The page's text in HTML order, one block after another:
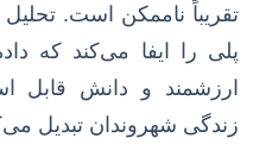
تقریباً ناممکن است.
پلی را ایفا می‌کند که
ارزشمند و دانش قابل
زندگی شهروندان تبدیل